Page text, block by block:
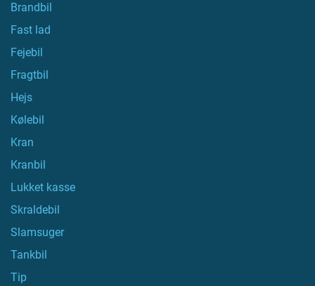
Brandbil
Fast lad
Fejebil
Fragtbil
Hejs
Kølebil
Kran
Kranbil
Lukket kasse
Skraldebil
Slamsuger
Tankbil
Tip